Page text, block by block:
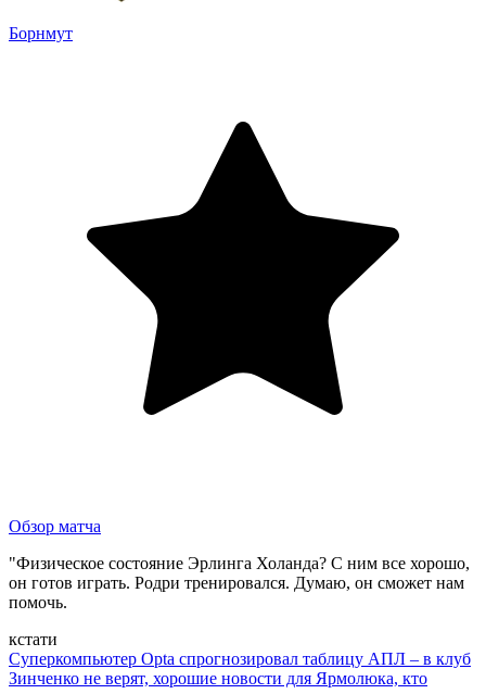
Борнмут
Обзор матча
"Физическое состояние Эрлинга Холанда? С ним все хорошо,
он готов играть. Родри тренировался. Думаю, он сможет нам
помочь.
кстати
Суперкомпьютер Opta спрогнозировал таблицу АПЛ – в клуб
Зинченко не верят, хорошие новости для Ярмолюка, кто